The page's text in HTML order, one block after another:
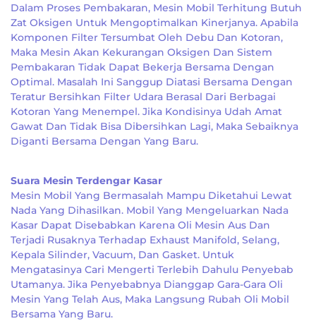
Dalam Proses Pembakaran, Mesin Mobil Terhitung Butuh
Zat Oksigen Untuk Mengoptimalkan Kinerjanya. Apabila
Komponen Filter Tersumbat Oleh Debu Dan Kotoran,
Maka Mesin Akan Kekurangan Oksigen Dan Sistem
Pembakaran Tidak Dapat Bekerja Bersama Dengan
Optimal. Masalah Ini Sanggup Diatasi Bersama Dengan
Teratur Bersihkan Filter Udara Berasal Dari Berbagai
Kotoran Yang Menempel. Jika Kondisinya Udah Amat
Gawat Dan Tidak Bisa Dibersihkan Lagi, Maka Sebaiknya
Diganti Bersama Dengan Yang Baru.
Suara Mesin Terdengar Kasar
Mesin Mobil Yang Bermasalah Mampu Diketahui Lewat
Nada Yang Dihasilkan. Mobil Yang Mengeluarkan Nada
Kasar Dapat Disebabkan Karena Oli Mesin Aus Dan
Terjadi Rusaknya Terhadap Exhaust Manifold, Selang,
Kepala Silinder, Vacuum, Dan Gasket. Untuk
Mengatasinya Cari Mengerti Terlebih Dahulu Penyebab
Utamanya. Jika Penyebabnya Dianggap Gara-Gara Oli
Mesin Yang Telah Aus, Maka Langsung Rubah Oli Mobil
Bersama Yang Baru.